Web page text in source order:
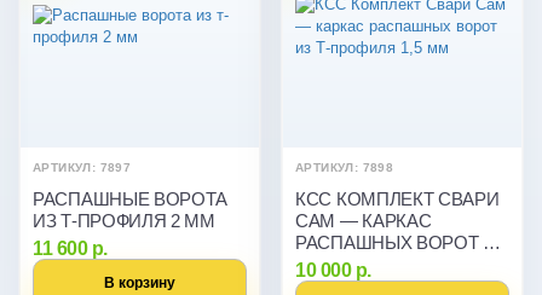
АРТИКУЛ: 7897
РАСПАШНЫЕ ВОРОТА
ИЗ Т-ПРОФИЛЯ 2 ММ
11 600 р.
В корзину
АРТИКУЛ: 7898
КСС КОМПЛЕКТ СВАРИ
САМ — КАРКАС
РАСПАШНЫХ ВОРОТ ИЗ
Т-ПРОФИЛЯ 1,5 ММ
10 000 р.